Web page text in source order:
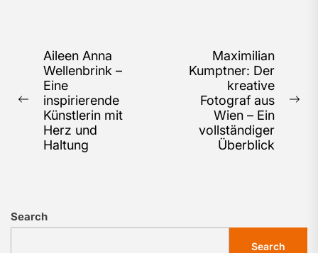
Post
navigation
Previous
post:
Aileen Anna
Wellenbrink –
Eine
inspirierende
Künstlerin mit
Herz und
Haltung
Maximilian
Kumptner: Der
kreative
Fotograf aus
Wien – Ein
vollständiger
Überblick
Search
Search